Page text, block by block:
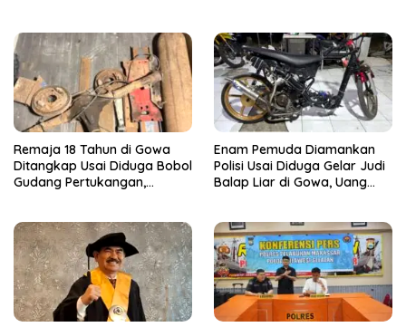
Remaja 18 Tahun di Gowa
Ditangkap Usai Diduga Bobol
Gudang Pertukangan,
Enam Pemuda Diamankan
Polisi Usai Diduga Gelar Judi
Balap Liar di Gowa, Uang